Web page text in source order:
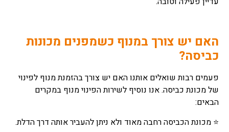
האם יש צורך במנוף כשמפנים מכונות
כביסה?
פעמים רבות שואלים אותנו האם יש צורך בהזמנת מנוף לפינוי
של מכונת כביסה. אנו נוסיף לשירות הפינוי מנוף במקרים
הבאים:
⭐ מכונת הכביסה רחבה מאוד ולא ניתן להעביר אותה דרך הדלת.